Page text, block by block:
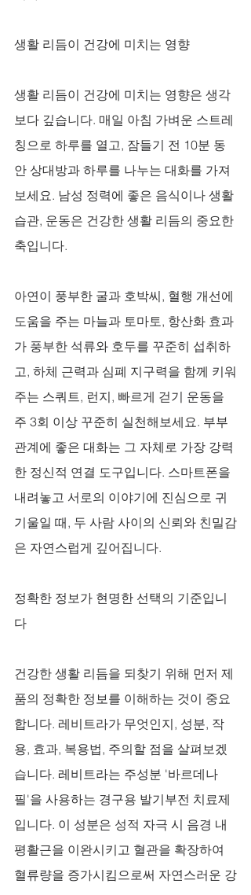
생활 리듬이 건강에 미치는 영향
생활 리듬이 건강에 미치는 영향은 생각
보다 깊습니다. 매일 아침 가벼운 스트레
칭으로 하루를 열고, 잠들기 전 10분 동
안 상대방과 하루를 나누는 대화를 가져
보세요. 남성 정력에 좋은 음식이나 생활
습관, 운동은 건강한 생활 리듬의 중요한
축입니다.
아연이 풍부한 굴과 호박씨, 혈행 개선에
도움을 주는 마늘과 토마토, 항산화 효과
가 풍부한 석류와 호두를 꾸준히 섭취하
고, 하체 근력과 심폐 지구력을 함께 키워
주는 스쿼트, 런지, 빠르게 걷기 운동을
주 3회 이상 꾸준히 실천해보세요. 부부
관계에 좋은 대화는 그 자체로 가장 강력
한 정신적 연결 도구입니다. 스마트폰을
내려놓고 서로의 이야기에 진심으로 귀
기울일 때, 두 사람 사이의 신뢰와 친밀감
은 자연스럽게 깊어집니다.
정확한 정보가 현명한 선택의 기준입니
다
건강한 생활 리듬을 되찾기 위해 먼저 제
품의 정확한 정보를 이해하는 것이 중요
합니다. 레비트라가 무엇인지, 성분, 작
용, 효과, 복용법, 주의할 점을 살펴보겠
습니다. 레비트라는 주성분 '바르데나
필'을 사용하는 경구용 발기부전 치료제
입니다. 이 성분은 성적 자극 시 음경 내
평활근을 이완시키고 혈관을 확장하여
혈류량을 증가시킴으로써 자연스러운 강